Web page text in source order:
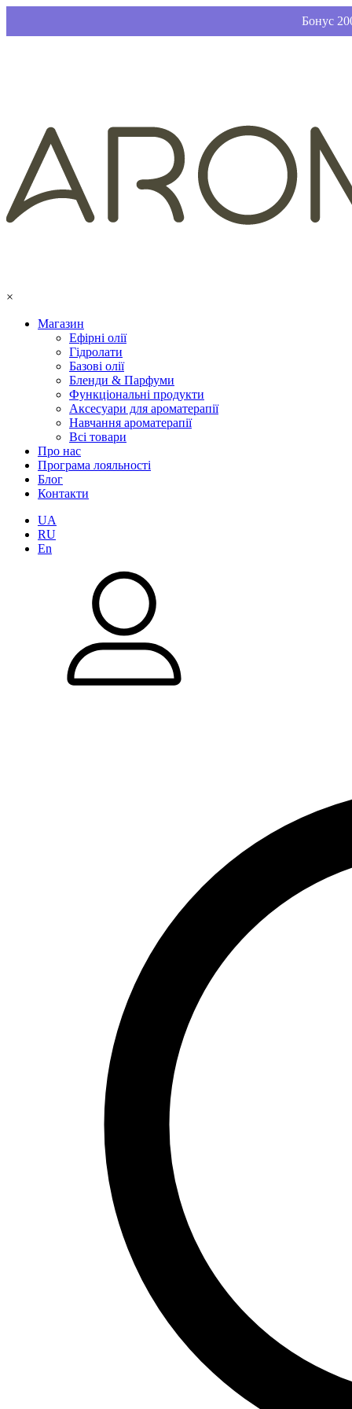
Бонус
×
Магазин
Ефірні олії
Гідролати
Базові олії
Бленди & Парфуми
Функціональні продукти
Аксесуари для ароматерапії
Навчання ароматерапії
Всі товари
Про нас
Програма лояльності
Блог
Контакти
UA
RU
En